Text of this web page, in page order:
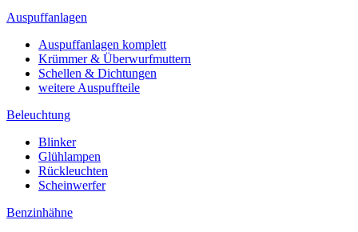
Auspuffanlagen
Auspuffanlagen komplett
Krümmer & Überwurfmuttern
Schellen & Dichtungen
weitere Auspuffteile
Beleuchtung
Blinker
Glühlampen
Rückleuchten
Scheinwerfer
Benzinhähne